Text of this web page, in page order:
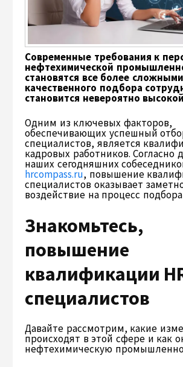
Современные требования к
нефтехимической
становятся все более
качественного подбора
становится невероятно
Одним из ключевых факторов,
обеспечивающих успешный
специалистов, является
кадровых работников. Согласно
наших сегодняшних
hrcompass.ru, повышение
специалистов оказывает
воздействие на процесс
Знакомьтесь,
повышение
квалификации
специалистов
Давайте рассмотрим, какие
происходят в этой сфере и как
нефтехимическую